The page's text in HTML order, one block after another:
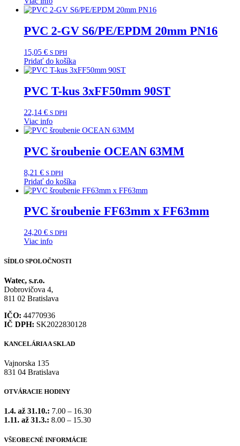
PVC 2-GV S6/PE/EPDM 20mm PN16
15,05 € S DPH
Pridať do košíka
PVC T-kus 3xFF50mm 90ST
22,14 € S DPH
Viac info
PVC šroubenie OCEAN 63MM
8,21 € S DPH
Pridať do košíka
PVC šroubenie FF63mm x FF63mm
24,20 € S DPH
Viac info
SÍDLO SPOLOČNOSTI
Watec, s.r.o.
Dobrovičova 4,
811 02 Bratislava
IČO: 44770936
IČ DPH: SK2022830128
KANCELÁRIA A SKLAD
Vajnorska 135
831 04 Bratislava
OTVÁRACIE HODINY
1.4. až 31.10.: 7.00 – 16.30
1.11. až 31.3.: 8.00 – 15.30
VŠEOBECNÉ INFORMÁCIE